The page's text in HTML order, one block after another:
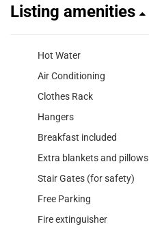
Listing amenities
Hot Water
Air Conditioning
Clothes Rack
Hangers
Breakfast included
Extra blankets and pillows
Stair Gates (for safety)
Free Parking
Fire extinguisher